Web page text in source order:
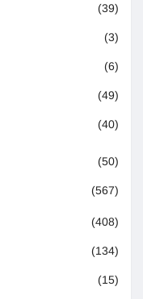
(39)
(3)
(6)
(49)
(40)
(50)
(567)
(408)
(134)
(15)